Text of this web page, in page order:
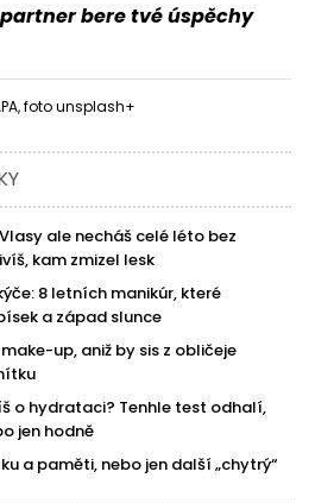
bere tvé úspěchy
foto unsplash+
ale necháš celé léto bez
kam zmizel lesk
8 letních manikúr, které
a západ slunce
up, aniž by sis z obličeje
o hydrataci? Tenhle test odhalí,
jen hodně
a paměti, nebo jen další „chytrý“